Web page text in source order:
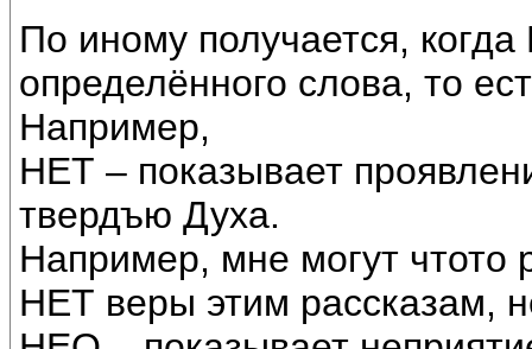
По иному получается,
определённого слова, то
Например,
НЕТ – показывает
твердъю Духа.
Например, мне могут чтото
НЕТ веры этим рассказам,